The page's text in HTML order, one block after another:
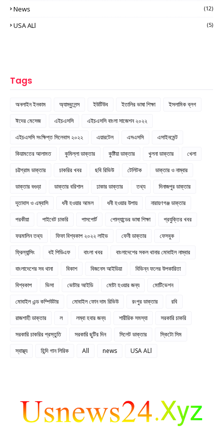
News (12)
USA ALl (5)
Tags
অনলাইন ইনকাম অ্যাম্বুলেন্স ইউটিউব ইতালির ভাষা শিক্ষা
ইসলামিক ব্লগ
ঈদের মেসেজ
এইচএসসি
এইচএসসি বাংলা সাজেশন ২০২২
এইচএসসি সংক্ষিপ্ত সিলেবাস ২০২২
এয়ারটেল এসএসসি
এসাইনমেন্ট
কিয়ামতের আলামত
কুমিল্লা ডাক্তার কুষ্টিয়া ডাক্তার খুলনা ডাক্তার
খেলা
চট্টগ্রাম ডাক্তার
চাকরির খবর ছবি রিভিউ টেলিটক
ডাক্তার ও নাম্বার
ডাক্তার বগুড়া
ডাক্তার বরিশাল ঢাকার ডাক্তার তথ্য
দিনাজপুর ডাক্তার
দূতাবাস ও এম্বাসি
ধনী হওয়ার আমল ধনী হওয়ার উপায়
নারায়ণগঞ্জ ডাক্তার
পরকীয়া
পাইবেট চাকরি পাসপোর্ট পোল্যান্ডের ভাষা শিক্ষা
প্রযুক্তির খবর
ফরমালিন তথ্য
ফিফা বিশ্বকাপ ২০২২ লাইভ ফেনী ডাক্তার
ফেসবুক
ফ্রিল্যান্সিং
বই পিডিএফ বাংলা খবর
বাংলাদেশের সকল থানার মোবাইল নাম্বার
বাংলাদেশের সব থানা
বিকাশ বিজনেস আইডিয়া
বিভিন্ন ফলের উপকারিতা
বিশ্বকাপ
ভিসা ভোটার আইডি মোটা হওয়ার জন্য
মোটিভেশন
মোবাইল এন্ড কম্পিউটার
মোবাইল ফোন দাম রিভিউ রংপুর ডাক্তার
রবি
রাজশাহী ডাক্তার
ল লম্বা হবার জন্য শারীরিক সমস্যা
সরকারি চাকরি
সরকারি চাকরির প্রস্তুতি
সরকারি ছুটির দিন সিলেট ডাক্তার
স্কিটো সিম
স্বাস্থ্য
হিন্দি গান লিরিক All news USA ALl